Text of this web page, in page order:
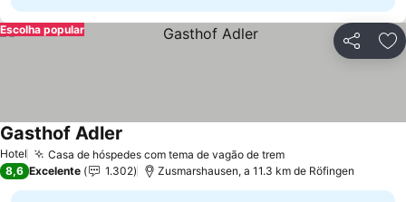
Partilhar
Escolha popular
Hotel Casa de hóspedes com tema de vagão de trem
Gasthof Adler
8,6 Excelente 1.302 Zusmarshausen, a 11.3 km de Röfingen